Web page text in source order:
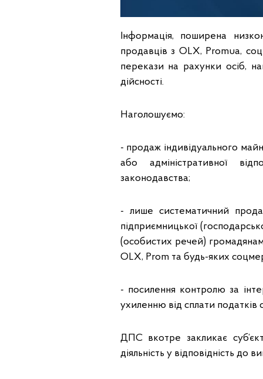
Інформація, поширена
продавців з OLX, Promua,
перекази на рахунки осіб,
дійсності.
Наголошуємо:
- продаж індивідуального
або адміністративної
законодавства;
- лише систематичний
підприємницької
(особистих речей)
OLX, Prom та будь-яких
- посилення контролю за
ухиленню від сплати податків
ДПС вкотре закликає
діяльність у відповідність до